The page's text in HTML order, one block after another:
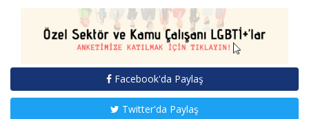
Facebook'da Paylaş
Twitter'da Paylaş